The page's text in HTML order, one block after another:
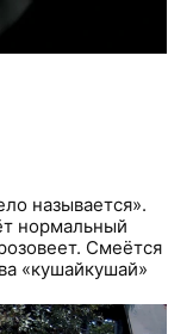
называется».
нормальный
Смеётся
«кушайкушай»